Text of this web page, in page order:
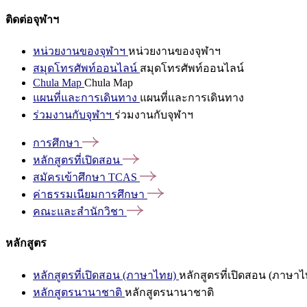
ติดต่อจุฬาฯ
หน่วยงานของจุฬาฯ หน่วยงานของจุฬาฯ
สมุดโทรศัพท์ออนไลน์ สมุดโทรศัพท์ออนไลน์
Chula Map Chula Map
แผนที่และการเดินทาง แผนที่และการเดินทาง
ร่วมงานกับจุฬาฯ ร่วมงานกับจุฬาฯ
การศึกษา
หลักสูตรที่เปิดสอน
สมัครเข้าศึกษา TCAS
ค่าธรรมเนียมการศึกษา
คณะและสำนักวิชา
หลักสูตร
หลักสูตรที่เปิดสอน (ภาษาไทย) หลักสูตรที่เปิดสอน (ภาษาไ
หลักสูตรนานาชาติ หลักสูตรนานาชาติ